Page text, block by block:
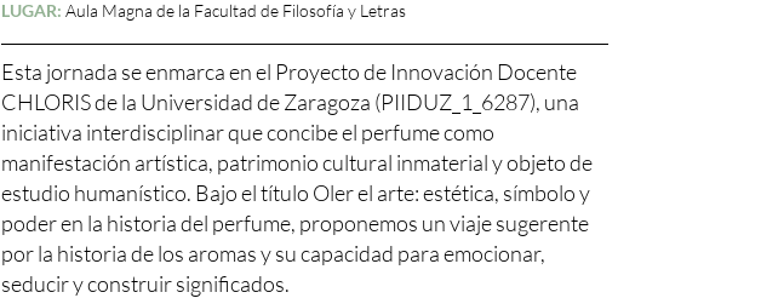
LUGAR: Aula Magna de la Facultad de Filosofía y Letras
Esta jornada se enmarca en el Proyecto de Innovación Docente
CHLORIS de la Universidad de Zaragoza (PIIDUZ_1_6287), una
iniciativa interdisciplinar que concibe el perfume como
manifestación artística, patrimonio cultural inmaterial y objeto de
estudio humanístico. Bajo el título Oler el arte: estética, símbolo y
poder en la historia del perfume, proponemos un viaje sugerente
por la historia de los aromas y su capacidad para emocionar,
seducir y construir significados.